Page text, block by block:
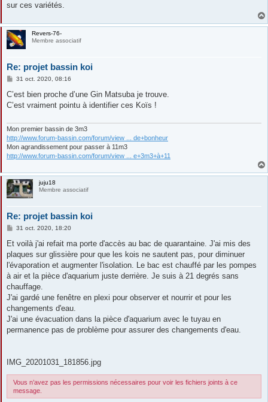
sur ces variétés.
Revers-76-
Membre associatif
Re: projet bassin koi
M
s
a
31 oct. 2020, 08:16
C’est bien proche d’une Gin Matsuba je trouve.
C’est vraiment pointu à identifier ces Koïs !
Mon premier bassin de 3m3
http://www.forum-bassin.com/forum/view ... de+bonheur
Mon agrandissement pour passer à 11m3
http://www.forum-bassin.com/forum/view ... e+3m3+à+11
juju18
Membre associatif
Re: projet bassin koi
M
s
a
g
31 oct. 2020, 18:20
Et voilà j'ai refait ma porte d'accès au bac de quarantaine. J'ai mis des
plaques sur glissière pour que les kois ne sautent pas, pour diminuer
l'évaporation et augmenter l'isolation. Le bac est chauffé par les pompes
à air et la pièce d'aquarium juste derrière. Je suis à 21 degrés sans
chauffage.
J'ai gardé une fenêtre en plexi pour observer et nourrir et pour les
changements d'eau.
J'ai une évacuation dans la pièce d'aquarium avec le tuyau en
permanence pas de problème pour assurer des changements d'eau.
IMG_20201031_181856.jpg
Vous n’avez pas les permissions nécessaires pour voir les fichiers joints à ce
message.